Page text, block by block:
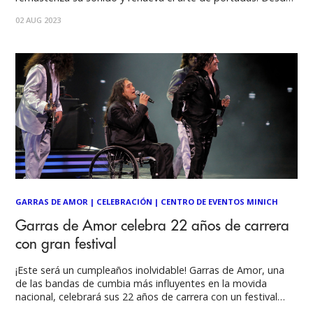
nuevamente el variopinto disco “Homenaje a Los Jaivas”,
02 AUG 2023
GARRAS DE AMOR | CELEBRACIÓN | CENTRO DE EVENTOS MINICH
Garras de Amor celebra 22 años de carrera
con gran festival
¡Este será un cumpleaños inolvidable! Garras de Amor, una
de las bandas de cumbia más influyentes en la movida
nacional, celebrará sus 22 años de carrera con un festival